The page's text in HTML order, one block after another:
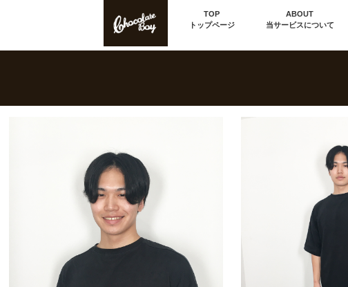
TOP
トップページ
ABOUT
当サービスについて